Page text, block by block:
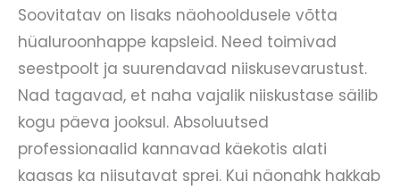
Soovitatav on lisaks näohooldusele võtta
hüaluroonhappe kapsleid. Need toimivad
seestpoolt ja suurendavad niiskusevarustust.
Nad tagavad, et naha vajalik niiskustase säilib
kogu päeva jooksul. Absoluutsed
professionaalid kannavad käekotis alati
kaasas ka niisutavat sprei. Kui näonahk hakkab